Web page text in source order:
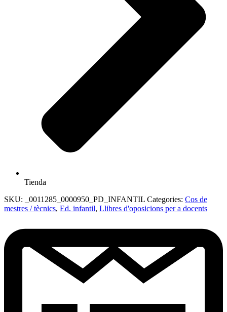
Tienda
SKU:
_0011285_0000950_PD_INFANTIL Categories: Cos de
mestres / tècnics, Ed. infantil, Llibres d'oposicions per a docents